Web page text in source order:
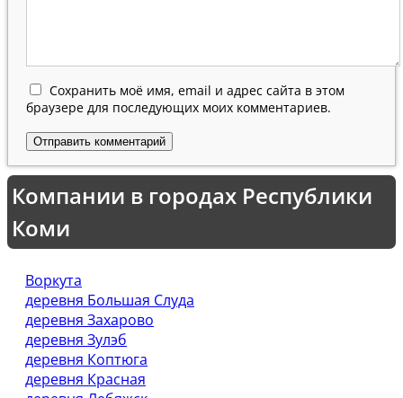
Сохранить моё имя, email и адрес сайта в этом
браузере для последующих моих комментариев.
Компании в городах Республики
Коми
Воркута
деревня Большая Слуда
деревня Захарово
деревня Зулэб
деревня Коптюга
деревня Красная